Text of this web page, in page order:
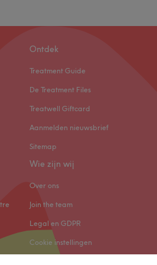
rust Team: lissanailedit,
5 jaar ervaring
Ontdek
Treatment Guide
De Treatment Files
Treatwell Giftcard
Aanmelden nieuwsbrief
Sitemap
Wie zijn wij
Over ons
Join the team
Legal en GDPR
Cookie instellingen